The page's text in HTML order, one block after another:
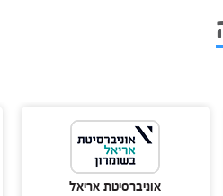
אוניברסיטת אריאל